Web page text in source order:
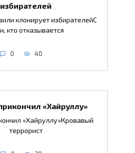
избирателей
клонирует избирателейС
кто отказывается
0 40
«Хайруллу»
«Хайруллу»Кровавый
террорист